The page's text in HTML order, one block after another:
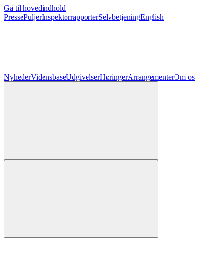
Gå til hovedindhold
PressePuljerInspektorrapporterSelvbetjeningEnglish
NyhederVidensbaseUdgivelserHøringerArrangementerOm os